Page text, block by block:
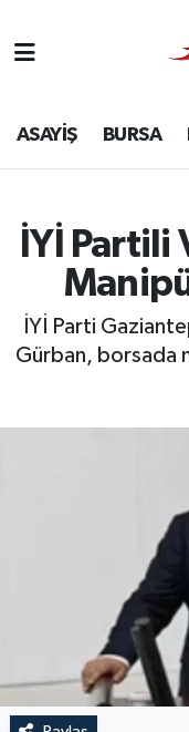
ASAYİŞ BURSA
İYİ Partili
İYİ Parti
Gürban, borsada
Bursa
Ekonomi
Genel
Spor
Türkiye